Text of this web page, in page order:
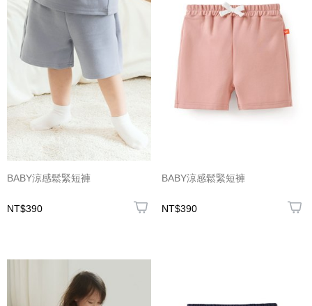
BABY涼感鬆緊短褲
NT$390
BABY涼感鬆緊短褲
NT$390